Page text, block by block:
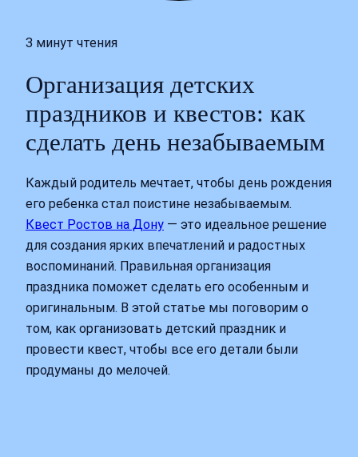
3 минут чтения
Организация детских
праздников и квестов: как
сделать день незабываемым
Каждый родитель мечтает, чтобы день рождения
его ребенка стал поистине незабываемым.
Квест Ростов на Дону — это идеальное решение
для создания ярких впечатлений и радостных
воспоминаний. Правильная организация
праздника поможет сделать его особенным и
оригинальным. В этой статье мы поговорим о
том, как организовать детский праздник и
провести квест, чтобы все его детали были
продуманы до мелочей.